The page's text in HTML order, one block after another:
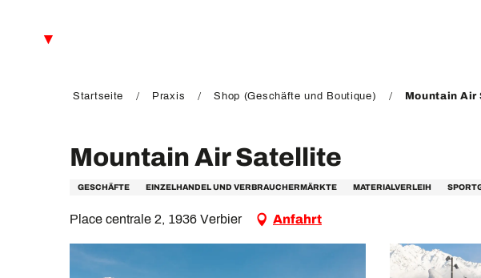
Startseite Praxis Shop (Geschäfte und Boutique) Mountain
Mountain Air Satellite
GESCHÄFTE EINZELHANDEL UND VERBRAUCHERMÄRKTE MATERIALVERLEIH
Place centrale 2, 1936 Verbier Anfahrt